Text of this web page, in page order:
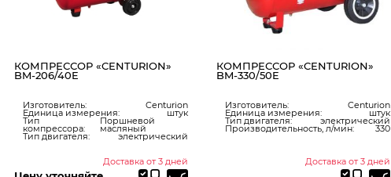
КОМПРЕССОР «CENTURION»
BM-206/40E
Изготовитель: Centurion
Единица измерения: штук
Тип
компрессора:
Поршневой
масляный
Тип двигателя: электрический
Доставка от 3 дней
КОМПРЕССОР «CENTURION»
BM-330/50E
Изготовитель: Centurion
Единица измерения: штук
Тип двигателя: электрический
Производительность, л/мин: 330
Доставка от 3 дней